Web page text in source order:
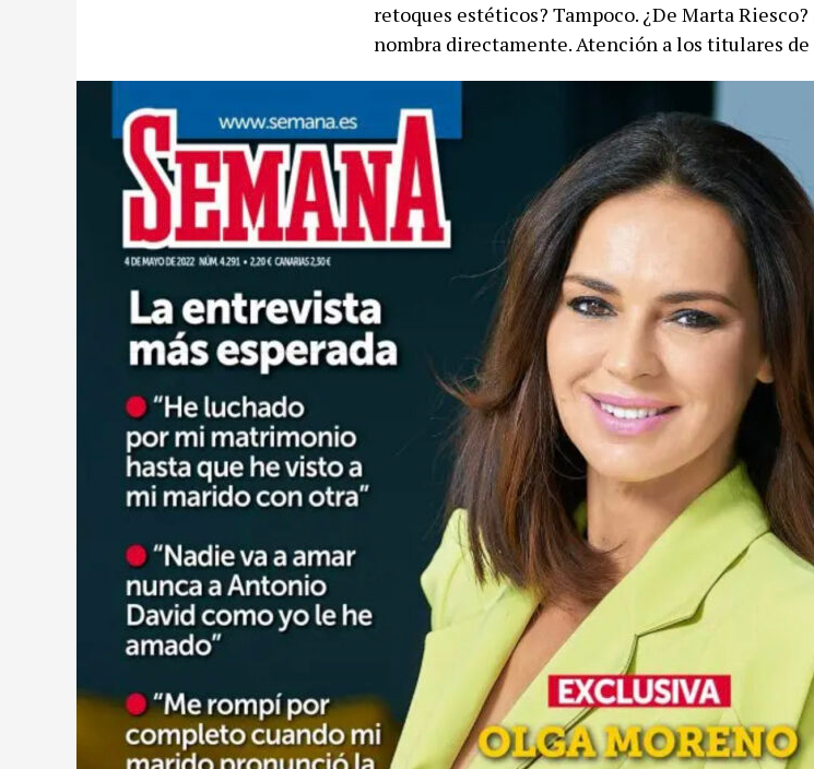
retoques estéticos? Tampoco. ¿De Marta
nombra directamente. Atención a los titulares de